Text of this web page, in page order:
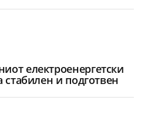
електроенергетски
стабилен и подготвен